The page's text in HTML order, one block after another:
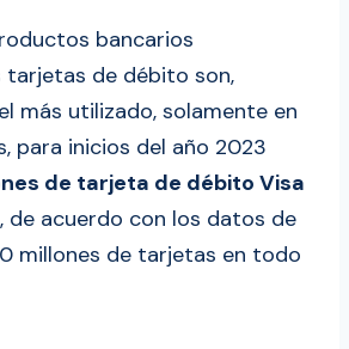
bancarios
tarjetas de débito son,
más utilizado, solamente en
para inicios del año 2023
de tarjeta de débito Visa
, de acuerdo con los datos de
millones de tarjetas en todo